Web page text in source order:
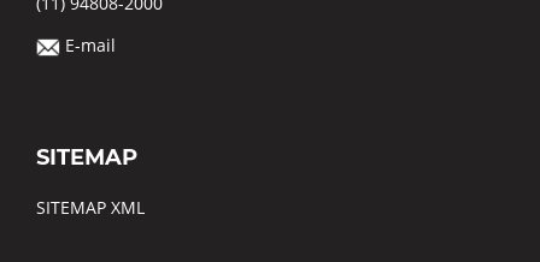
E-mail
SITEMAP
SITEMAP XML